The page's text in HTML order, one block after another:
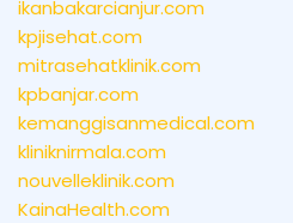
ikanbakarcianjur.com
kpjisehat.com
mitrasehatklinik.com
kpbanjar.com
kemanggisanmedical.com
kliniknirmala.com
nouvelleklinik.com
KainaHealth.com